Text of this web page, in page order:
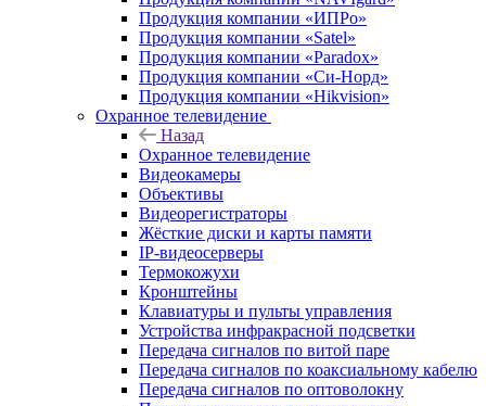
Продукция компании «ИПРо»
Продукция компании «Satel»
Продукция компании «Paradox»
Продукция компании «Си-Норд»
Продукция компании «Hikvision»
Охранное телевидение
Назад
Охранное телевидение
Видеокамеры
Объективы
Видеорегистраторы
Жёсткие диски и карты памяти
IP-видеосерверы
Термокожухи
Кронштейны
Клавиатуры и пульты управления
Устройства инфракрасной подсветки
Передача сигналов по витой паре
Передача сигналов по коаксиальному кабелю
Передача сигналов по оптоволокну